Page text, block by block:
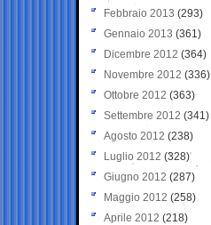
Febbraio 2013 (293)
Gennaio 2013 (361)
Dicembre 2012 (364)
Novembre 2012 (336)
Ottobre 2012 (363)
Settembre 2012 (341)
Agosto 2012 (238)
Luglio 2012 (328)
Giugno 2012 (287)
Maggio 2012 (258)
Aprile 2012 (218)